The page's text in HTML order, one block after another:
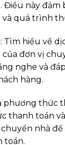
Điều này đảm
và quá trình
Tìm hiểu về
đơn vị
nghe và
hàng.
phương thức
thanh toán
nhà
toán.